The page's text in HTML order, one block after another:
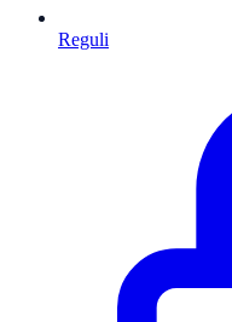
Reguli